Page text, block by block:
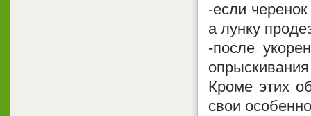
-если
а лунку
-после
Кроме этих
свои